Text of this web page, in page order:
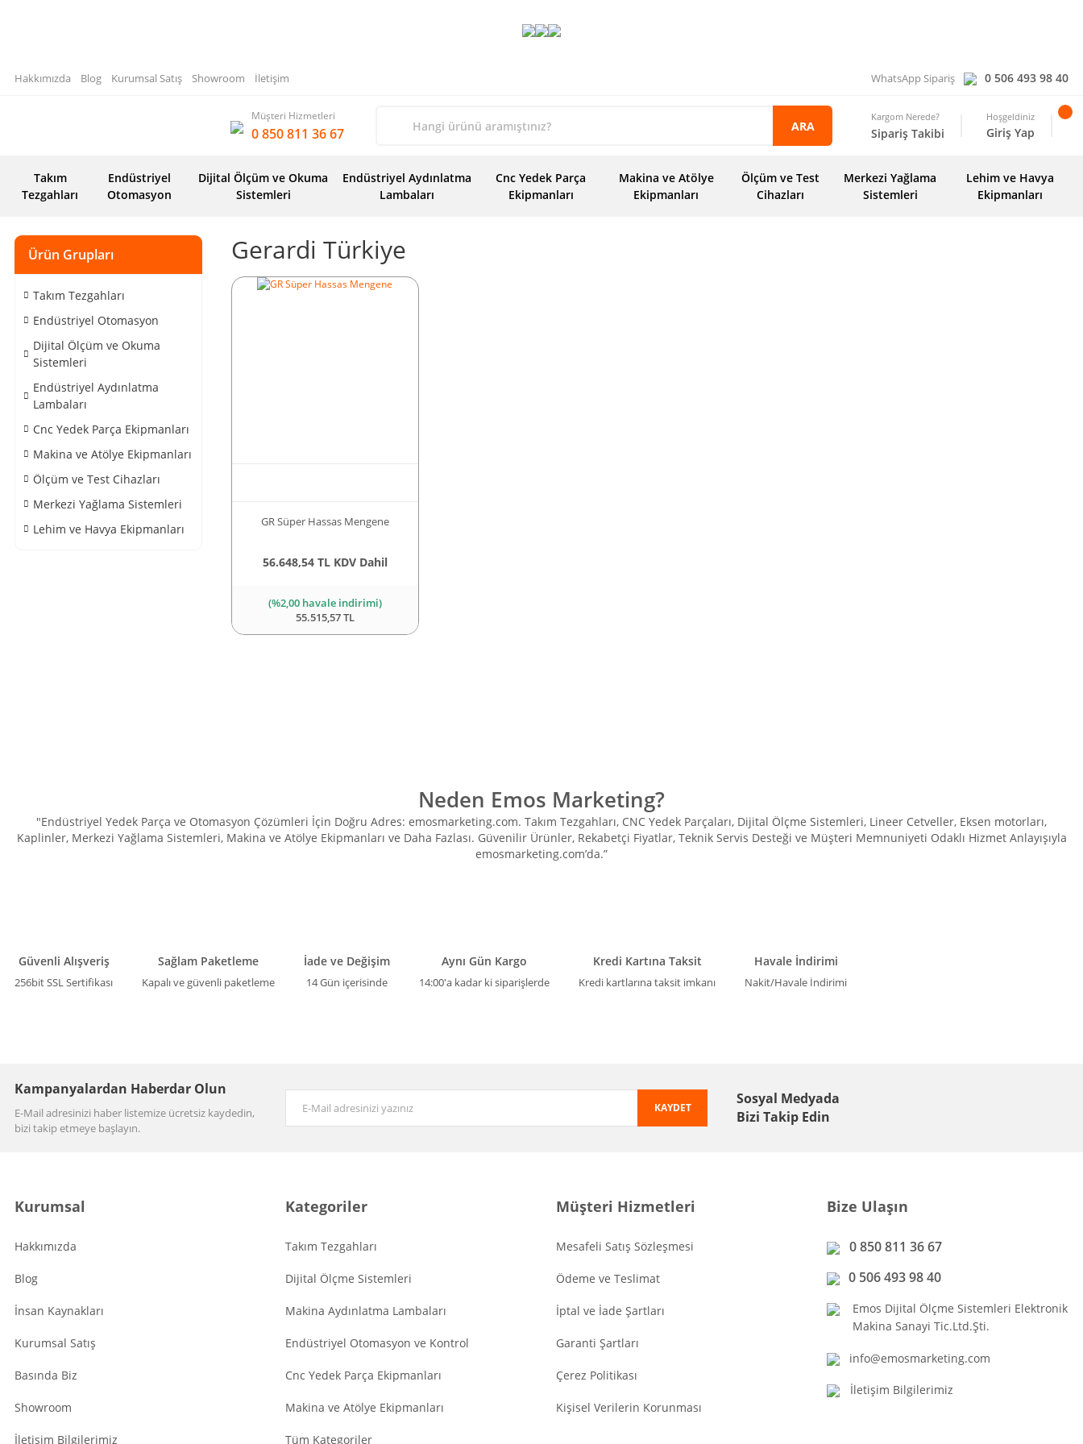
Hakkımızda Blog Kurumsal Satış Showroom İletişim WhatsApp Sipariş 0 506 493 98 40
Müşteri Hizmetleri
0 850 811 36 67 ARA
Kargom Nerede?
Sipariş Takibi
Hoşgeldiniz
Giriş Yap
Takım
Tezgahları
Endüstriyel
Otomasyon
Dijital Ölçüm ve Okuma
Sistemleri
Endüstriyel Aydınlatma
Lambaları
Cnc Yedek Parça
Ekipmanları
Makina ve Atölye
Ekipmanları
Ölçüm ve Test
Cihazları
Merkezi Yağlama
Sistemleri
Lehim ve Havya
Ekipmanları
Ürün Grupları
Takım Tezgahları
Endüstriyel Otomasyon
Dijital Ölçüm ve Okuma
Sistemleri
Endüstriyel Aydınlatma
Lambaları
Cnc Yedek Parça Ekipmanları
Makina ve Atölye Ekipmanları
Ölçüm ve Test Cihazları
Merkezi Yağlama Sistemleri
Lehim ve Havya Ekipmanları
Gerardi Türkiye
GR Süper Hassas Mengene
56.648,54 TL KDV Dahil
(%2,00 havale indirimi)
55.515,57 TL
Neden Emos Marketing?
"Endüstriyel Yedek Parça ve Otomasyon Çözümleri İçin Doğru Adres: emosmarketing.com. Takım Tezgahları, CNC Yedek Parçaları, Dijital Ölçme Sistemleri, Lineer Cetveller, Eksen motorları,
Kaplinler, Merkezi Yağlama Sistemleri, Makina ve Atölye Ekipmanları ve Daha Fazlası. Güvenilir Ürünler, Rekabetçi Fiyatlar, Teknik Servis Desteği ve Müşteri Memnuniyeti Odaklı Hizmet Anlayışıyla
emosmarketing.com’da.”
Güvenli Alışveriş
256bit SSL Sertifikası
Sağlam Paketleme
Kapalı ve güvenli paketleme
İade ve Değişim
14 Gün içerisinde
Aynı Gün Kargo
14:00'a kadar ki siparişlerde
Kredi Kartına Taksit
Kredi kartlarına taksit imkanı
Havale İndirimi
Nakit/Havale İndirimi
Kampanyalardan Haberdar Olun
E-Mail adresinizi haber listemize ücretsiz kaydedin,
bizi takip etmeye başlayın.
KAYDET
Sosyal Medyada
Bizi Takip Edin
Kurumsal
Hakkımızda
Blog
İnsan Kaynakları
Kurumsal Satış
Basında Biz
Showroom
İletişim Bilgilerimiz
Kategoriler
Takım Tezgahları
Dijital Ölçme Sistemleri
Makina Aydınlatma Lambaları
Endüstriyel Otomasyon ve Kontrol
Cnc Yedek Parça Ekipmanları
Makina ve Atölye Ekipmanları
Tüm Kategoriler
Müşteri Hizmetleri
Mesafeli Satış Sözleşmesi
Ödeme ve Teslimat
İptal ve İade Şartları
Garanti Şartları
Çerez Politikası
Kişisel Verilerin Korunması
Bize Ulaşın
0 850 811 36 67
0 506 493 98 40
Emos Dijital Ölçme Sistemleri Elektronik
Makina Sanayi Tic.Ltd.Şti.
info@emosmarketing.com
İletişim Bilgilerimiz